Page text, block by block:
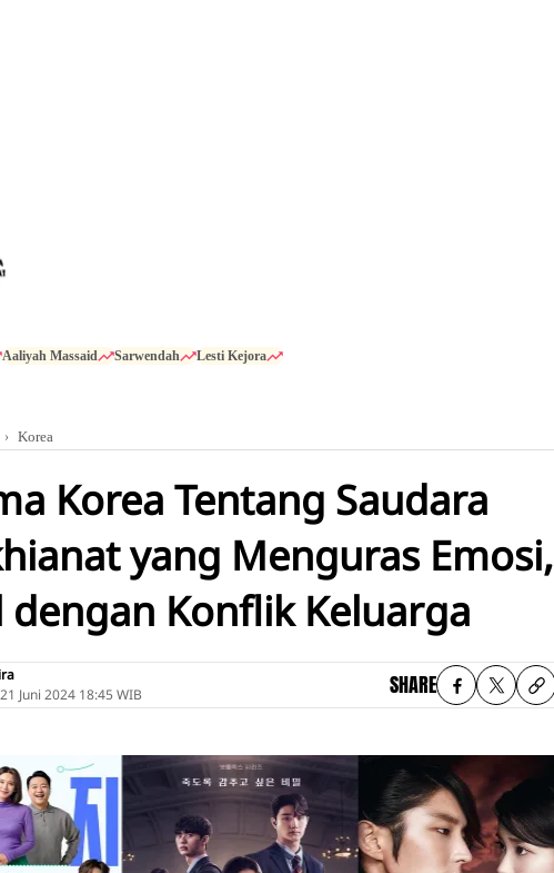
Aaliyah Massaid Sarwendah Lesti Kejora
Korea
Korea Tentang Saudara
yang Menguras Emosi,
dengan Konflik Keluarga
21 Juni 2024 18:45 WIB SHARE